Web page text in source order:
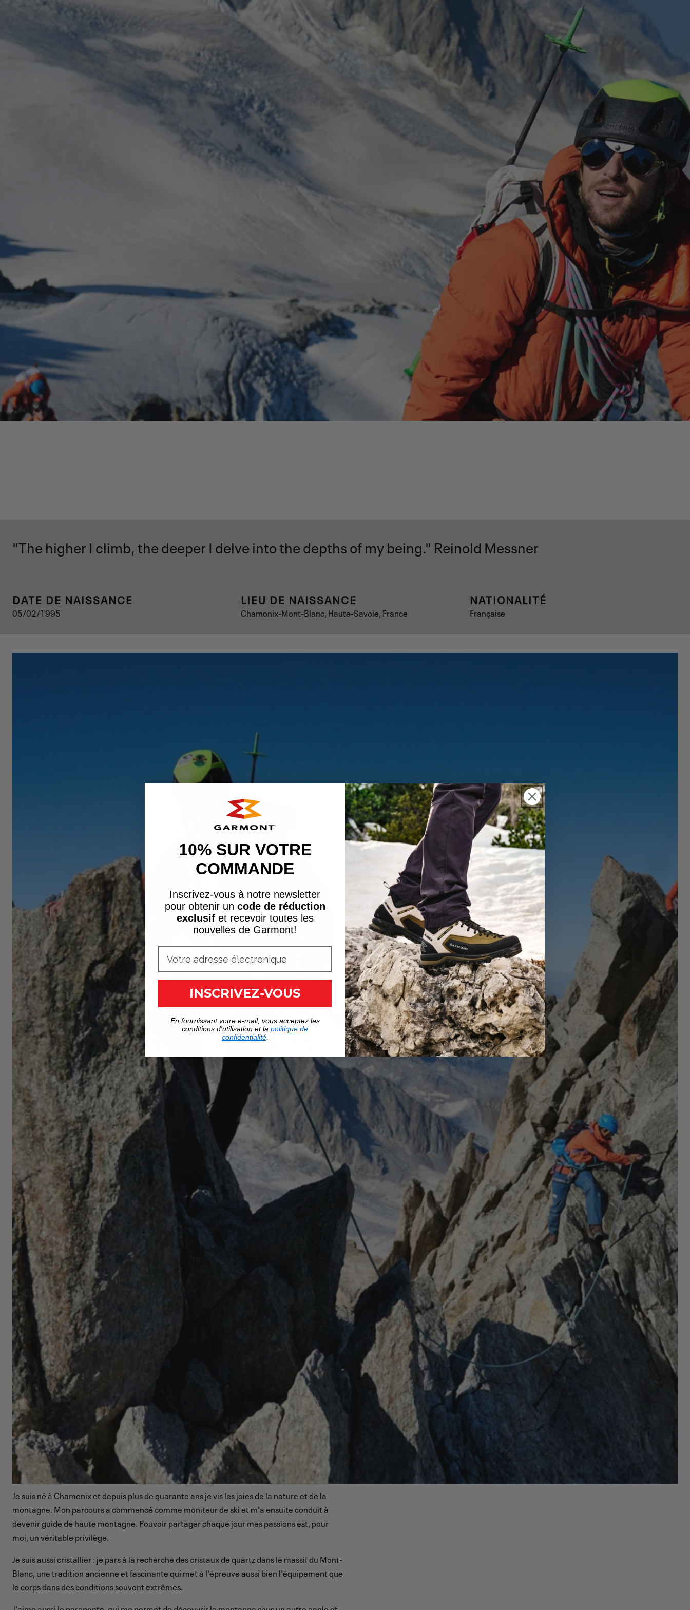
"The higher I climb, the deeper I delve into the depths of my being." Reinold Messner
DATE DE NAISSANCE
05/02/1995
LIEU DE NAISSANCE
Chamonix-Mont-Blanc, Haute-Savoie, France
NATIONALITÉ
Française
Je suis né à Chamonix et depuis plus de quarante ans je vis les joies de la nature et de la
montagne. Mon parcours a commencé comme moniteur de ski et m'a ensuite conduit à
devenir guide de haute montagne. Pouvoir partager chaque jour mes passions est, pour
moi, un véritable privilège.
Je suis aussi cristallier : je pars à la recherche des cristaux de quartz dans le massif du Mont-
Blanc, une tradition ancienne et fascinante qui met à l'épreuve aussi bien l'équipement que
le corps dans des conditions souvent extrêmes.
10% SUR VOTRE
COMMANDE
Inscrivez-vous à notre newsletter
pour obtenir un code de réduction
exclusifet recevoir toutes les
nouvelles de Garmont!
INSCRIVEZ-VOUS
En fournissant votre e-mail, vous acceptez les
conditions d'utilisation et la politique de
confidentialité.